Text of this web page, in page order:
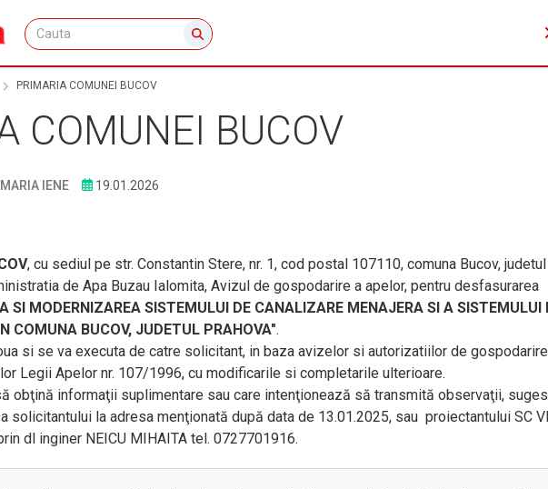
PRIMARIA COMUNEI BUCOV
COMUNEI BUCOV
IENE 19.01.2026
, cu sediul pe str. Constantin Stere, nr. 1, cod postal 107110, comuna Bucov, judetul
de Apa Buzau Ialomita, Avizul de gospodarire a apelor, pentru desfasurarea
SI MODERNIZAREA SISTEMULUI DE CANALIZARE MENAJERA SI A SISTEMULUI
COMUNA BUCOV, JUDETUL PRAHOVA".
si se va executa de catre solicitant, in baza avizelor si autorizatiilor de
Legii Apelor nr. 107/1996, cu modificarile si completarile ulterioare.
obţină informaţii suplimentare sau care intenţionează să transmită observaţii,
solicitantului la adresa menţionată după data de 13.01.2025, sau proiectantului SC
dl inginer NEICU MIHAITA tel. 0727701916.